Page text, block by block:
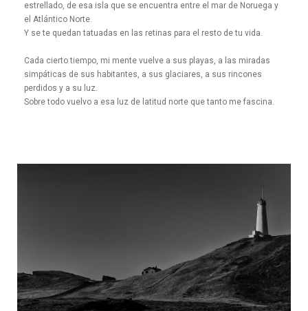
estrellado, de esa isla que se encuentra entre el mar de Noruega y
el Atlántico Norte.
Y se te quedan tatuadas en las retinas para el resto de tu vida.
Cada cierto tiempo, mi mente vuelve a sus playas, a las miradas
simpáticas de sus habitantes, a sus glaciares, a sus rincones
perdidos y a su luz.
Sobre todo vuelvo a esa luz de latitud norte que tanto me fascina.